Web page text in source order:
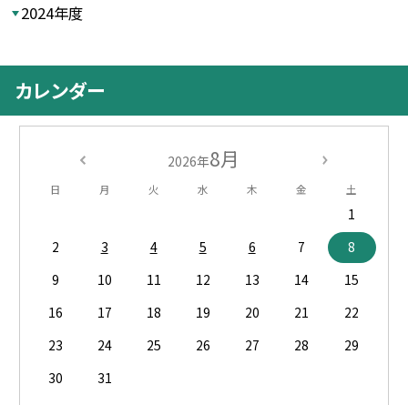
2024年度
カレンダー
2026年8月
日 月 火 水 木 金 土
1
2
3 4 5 6 7
8
9
10 11 12 13 14
15
16
17 18 19 20 21
22
23
24 25 26 27 28
29
30
31